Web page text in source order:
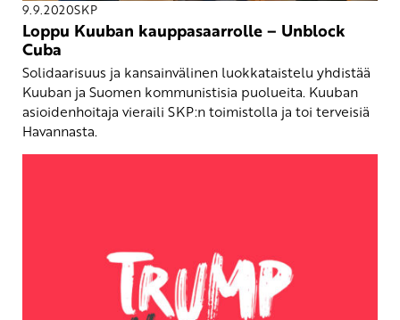
9.9.2020SKP
Loppu Kuuban kauppasaarrolle – Unblock
Cuba
Solidaarisuus ja kansainvälinen luokkataistelu yhdistää
Kuuban ja Suomen kommunistisia puolueita. Kuuban
asioidenhoitaja vieraili SKP:n toimistolla ja toi terveisiä
Havannasta.